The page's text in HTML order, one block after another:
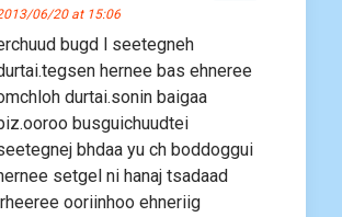
06/20 at 15:06
bugd l seetegneh
hernee bas ehneree
durtai.sonin baigaa
busguichuudtei
bhdaa yu ch boddoggui
setgel ni hanaj tsadaad
ooriinhoo ehneriig